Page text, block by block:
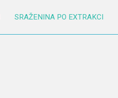
SRAŽENINA PO EXTRAKCI